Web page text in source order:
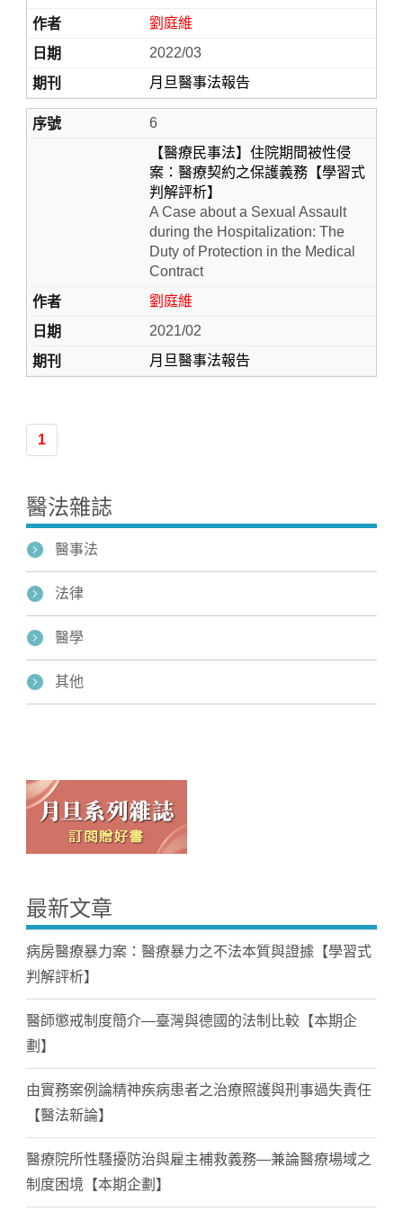
劉庭維
2022/03
月旦醫事法報告
6
【醫療民事法】住院期間被性侵
案：醫療契約之保護義務【學習式
判解評析】
A Case about a Sexual Assault
during the Hospitalization: The
Duty of Protection in the Medical
Contract
劉庭維
2021/02
月旦醫事法報告
1
醫法雜誌
醫事法
法律
醫學
其他
最新文章
病房醫療暴力案：醫療暴力之不法本質與證據【學習式
判解評析】
醫師懲戒制度簡介—臺灣與德國的法制比較【本期企
劃】
由實務案例論精神疾病患者之治療照護與刑事過失責任
【醫法新論】
醫療院所性騷擾防治與雇主補救義務—兼論醫療場域之
制度困境【本期企劃】